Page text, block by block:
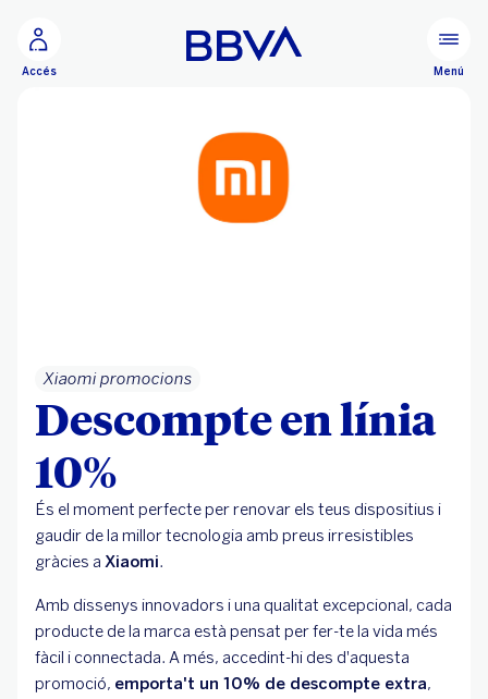
Accés Menú
Xiaomi promocions
Descompte en línia
10%
És el moment perfecte per renovar els teus dispositius i
gaudir de la millor tecnologia amb preus irresistibles
gràcies a Xiaomi.
Amb dissenys innovadors i una qualitat excepcional, cada
producte de la marca està pensat per fer-te la vida més
fàcil i connectada. A més, accedint-hi des d'aquesta
promoció, emporta't un 10% de descompte extra,